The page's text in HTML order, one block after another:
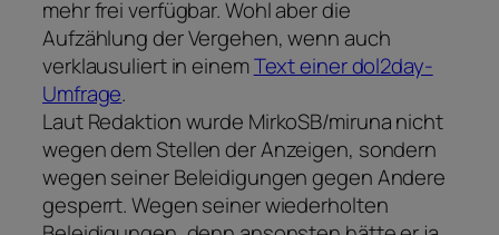
mehr frei verfügbar. Wohl aber die
Aufzählung der Vergehen, wenn auch
verklausuliert in einemText einer dol2day-
Umfrage.
Laut Redaktion wurde MirkoSB/miruna nicht
wegen dem Stellen der Anzeigen, sondern
wegen seiner Beleidigungen gegen Andere
gesperrt. Wegen seiner wiederholten